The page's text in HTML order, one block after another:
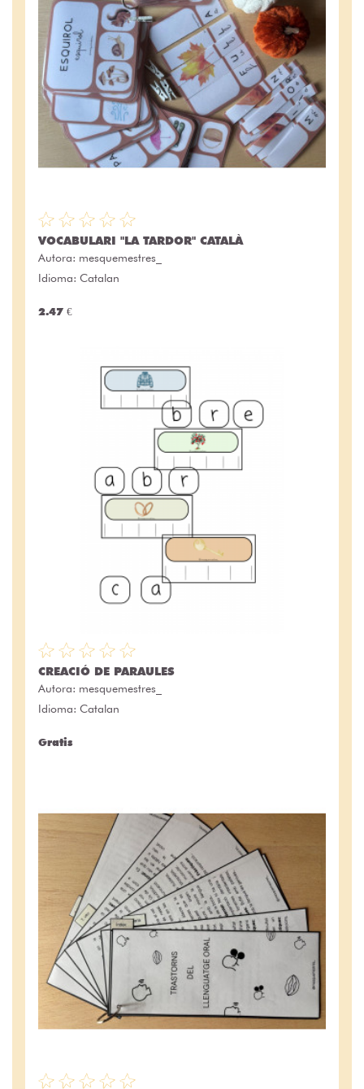
VOCABULARI "LA TARDOR" CATALÀ
Autora: mesquemestres_
Idioma: Catalan
2.47 €
CREACIÓ DE PARAULES
Autora: mesquemestres_
Idioma: Catalan
Gratis